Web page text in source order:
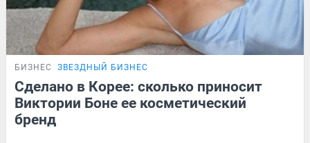
БИЗНЕС ЗВЕЗДНЫЙ БИЗНЕС
Сделано в Корее: сколько приносит
Виктории Боне ее косметический
бренд